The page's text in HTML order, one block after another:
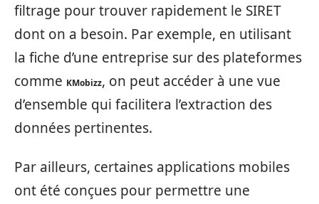
filtrage pour trouver rapidement le SIRET
dont on a besoin. Par exemple, en utilisant
la fiche d’une entreprise sur des plateformes
comme KMobizz, on peut accéder à une vue
d’ensemble qui facilitera l’extraction des
données pertinentes.
Par ailleurs, certaines applications mobiles
ont été conçues pour permettre une